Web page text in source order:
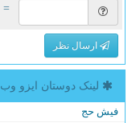
= ۱ بعلاوه ۵
ارسال نظر
لینک دوستان ایزو وب
فیش حج